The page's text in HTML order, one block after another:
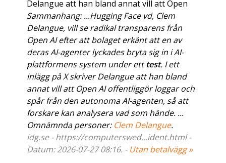
Delangue att han bland annat vill att Open
Sammanhang: ...Hugging Face vd, Clem
Delangue, vill se radikal transparens från
Open AI efter att bolaget erkänt att en av
deras AI-agenter lyckades bryta sig in i AI-
plattformens system under etttest. I ett
inlägg på X skriver Delangue att han bland
annat vill att Open AI offentliggör loggar och
spår från den autonoma AI-agenten, så att
forskare kan analysera vad som hände. ...
Omnämnda personer: Clem Delangue.
idg.se - https://computerswed...ident.html -
Datum: 2026-07-27 08:16. - Utan betalvägg »